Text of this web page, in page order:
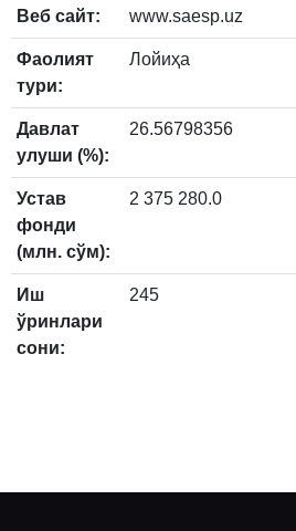
Веб сайт: www.saesp.uz
Фаолият
тури:
Лойиҳа
Давлат
улуши (%):
26.56798356
Устав
фонди
(млн. сўм):
2 375 280.0
Иш
ўринлари
сони:
245